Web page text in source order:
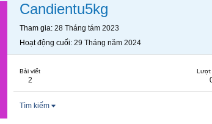
Candientu5kg
Tham gia 28 Tháng tám 2023
Hoạt động cuối 29 Tháng năm 2024
Bài viết
2
Lượt
Tìm kiếm